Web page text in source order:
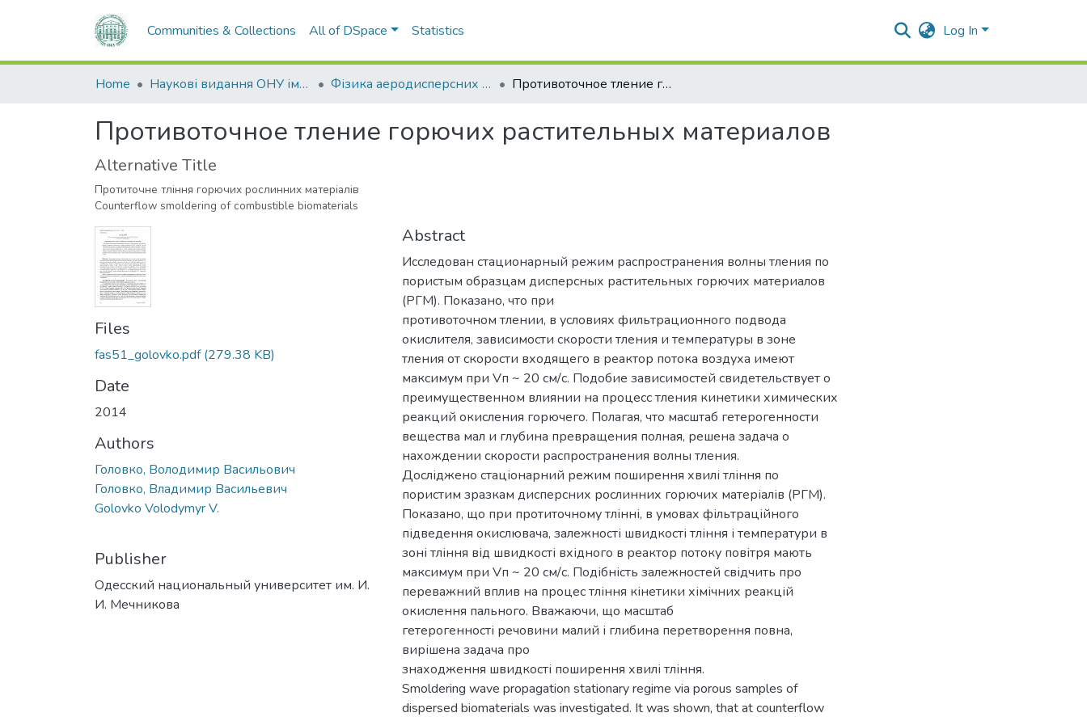
Communities & Collections All of DSpace Statistics Log In
Home Наукові видання ОНУ імені І. І. Мечникова Фізика аеродисперсних систем Противоточное тление горючих растительных материалов
Противоточное тление горючих растительных материалов
Alternative Title
Протиточне тління горючих рослинних матеріалів
Counterflow smoldering of combustible biomaterials
Files
fas51_golovko.pdf(279.38 KB)
Date
2014
Authors
Головко, Володимир Васильович
Головко, Владимир Васильевич
Golovko Volodymyr V.
Publisher
Одесский национальный университет им. И.
И. Мечникова
Abstract
Исследован стационарный режим распространения волны тления по
пористым образцам дисперсных растительных горючих материалов
(РГМ). Показано, что при
противоточном тлении, в условиях фильтрационного подвода
окислителя, зависимости скорости тления и температуры в зоне
тления от скорости входящего в реактор потока воздуха имеют
максимум при Vп ~ 20 см/с. Подобие зависимостей свидетельствует о
преимущественном влиянии на процесс тления кинетики химических
реакций окисления горючего. Полагая, что масштаб гетерогенности
вещества мал и глубина превращения полная, решена задача о
нахождении скорости распространения волны тления.
Досліджено стаціонарний режим поширення хвилі тління по
пористим зразкам дисперсних рослинних горючих матеріалів (РГМ).
Показано, що при протиточному тлінні, в умовах фільтраційного
підведення окислювача, залежності швидкості тління і температури в
зоні тління від швидкості вхідного в реактор потоку повітря мають
максимум при Vп ~ 20 см/с. Подібність залежностей свідчить про
переважний вплив на процес тління кінетики хімічних реакцій
окислення пального. Вважаючи, що масштаб
гетерогенності речовини малий і глибина перетворення повна,
вирішена задача про
знаходження швидкості поширення хвилі тління.
Smoldering wave propagation stationary regime via porous samples of
dispersed biomaterials was investigated. It was shown, that at counterflow